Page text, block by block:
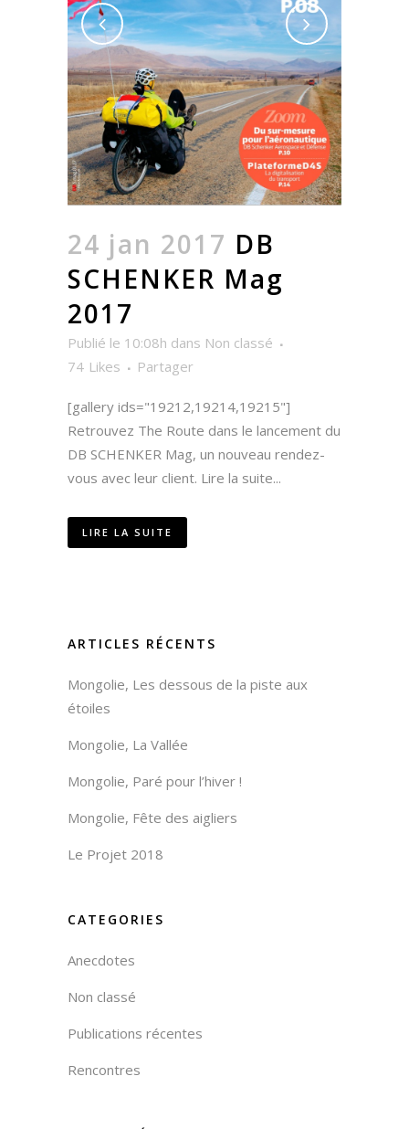
24 jan 2017 DB
SCHENKER Mag
2017
Publié le 10:08h dans Non classé
74 Likes Partager
[gallery ids="19212,19214,19215"]
Retrouvez The Route dans le lancement du
DB SCHENKER Mag, un nouveau rendez-
vous avec leur client. Lire la suite...
LIRE LA SUITE
ARTICLES RÉCENTS
Mongolie, Les dessous de la piste aux
étoiles
Mongolie, La Vallée
Mongolie, Paré pour l’hiver !
Mongolie, Fête des aigliers
Le Projet 2018
CATEGORIES
Anecdotes
Non classé
Publications récentes
Rencontres